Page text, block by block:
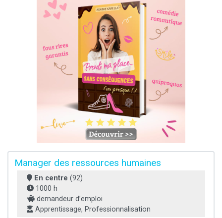
Manager des ressources humaines
En centre (92)
1000 h
demandeur d’emploi
Apprentissage, Professionnalisation